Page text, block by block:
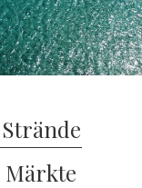
Strände
Märkte